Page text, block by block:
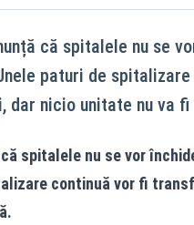
că spitalele nu se
paturi de
dar nicio unitate nu va
spitalele nu se vor
continuă vor fi